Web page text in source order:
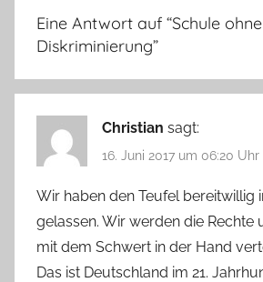
Eine Antwort auf “Schule ohne
Diskriminierung”
Christian sagt:
16. Juni 2017 um 06:20 Uhr
Wir haben den Teufel bereitwillig
gelassen. Wir werden die Rechte
mit dem Schwert in der Hand
Das ist Deutschland im 21.